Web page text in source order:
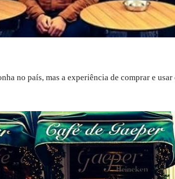
no país, mas a experiência de comprar e